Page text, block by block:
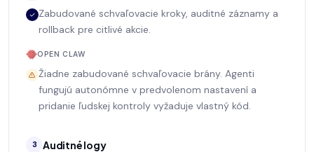
Zabudované schvaľovacie kroky, auditné záznamy a
rollback pre citlivé akcie.
OPEN CLAW
Žiadne zabudované schvaľovacie brány. Agenti
fungujú autonómne v predvolenom nastavení a
pridanie ľudskej kontroly vyžaduje vlastný kód.
3 Auditné logy